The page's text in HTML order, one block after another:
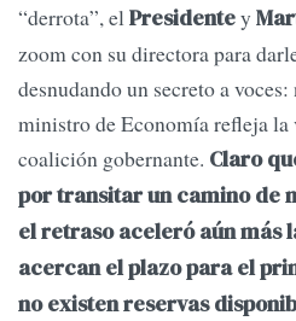
“derrota”, elPresidentey
zoom con su directora para
desnudando un secreto a
ministro de Economía refleja la
coalición gobernante. Claro
por transitar un camino de
el retraso aceleró aún más
acercan el plazo para el
no existen reservas